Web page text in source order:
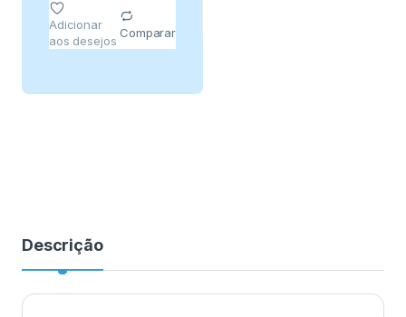
Adicionar
aos desejos
Comparar
Descrição